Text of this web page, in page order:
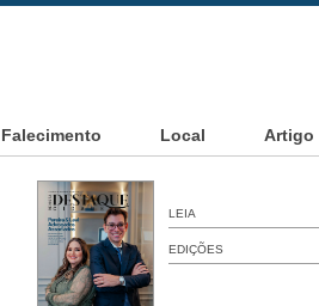
Falecimento Local Artigo
LEIA
EDIÇÕES